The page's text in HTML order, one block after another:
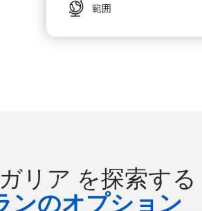
範囲
リア を探索する
ンのオプション